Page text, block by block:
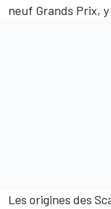
neuf Grands Prix,
Les origines des